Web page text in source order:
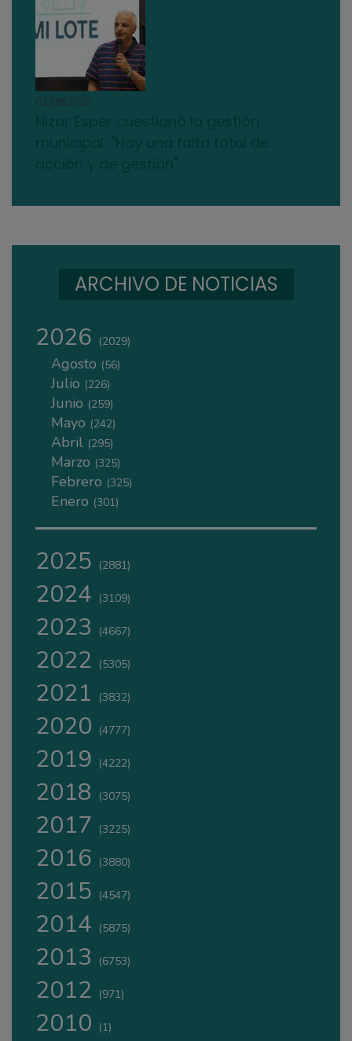
03/08/2026
ARCHIVO DE NOTICIAS
2026 (2029)
Agosto (56)
Julio (226)
Junio (259)
Mayo (242)
Abril (295)
Marzo (325)
Febrero (325)
Enero (301)
2025 (2881)
2024 (3109)
2023 (4667)
2022 (5305)
2021 (3832)
2020 (4777)
2019 (4222)
2018 (3075)
2017 (3225)
2016 (3880)
2015 (4547)
2014 (5875)
2013 (6753)
2012 (971)
2010 (1)